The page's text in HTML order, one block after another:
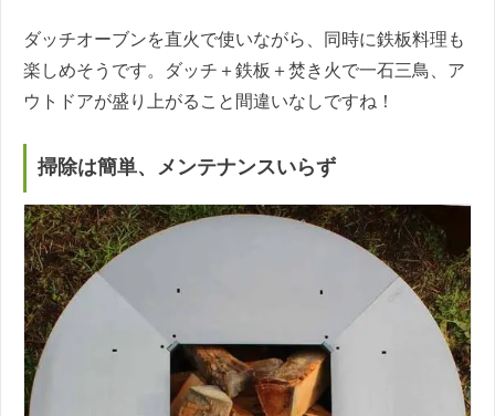
ダッチオーブンを直火で使いながら、同時に鉄板料理も
楽しめそうです。ダッチ＋鉄板＋焚き火で一石三鳥、ア
ウトドアが盛り上がること間違いなしですね！
掃除は簡単、メンテナンスいらず